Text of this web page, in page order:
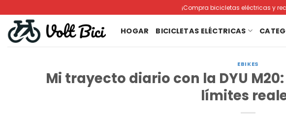
al
contenido
¡Compra bicicletas eléctricas y
HOGAR BICICLETAS ELÉCTRICAS
EBIKES
Mi trayecto diario con la DYU
límites